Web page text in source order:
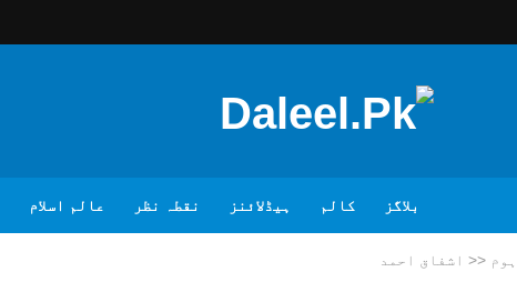
بلاگز کالم ہیڈلائنز نقطہ نظر عالم اسلام
ہوم << اشفاق احمد